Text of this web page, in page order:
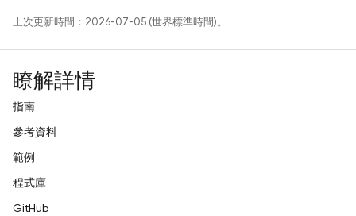
上次更新時間：2026-07-05 (世界標準時間)。
瞭解詳情
指南
參考資料
範例
程式庫
GitHub